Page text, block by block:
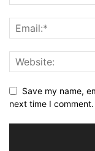
Save my name,
next time I comment.